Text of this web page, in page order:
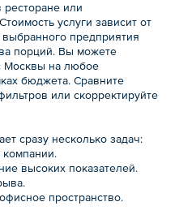
или
услуги зависит от
выбранного предприятия
порций. Вы можете
Москвы на любое
бюджета. Сравните
или скорректируйте
сразу несколько задач:
высоких показателей.
пространство.